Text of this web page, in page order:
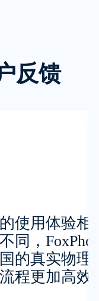
反馈
使用体验相
同，
的真实物理
程更加高效